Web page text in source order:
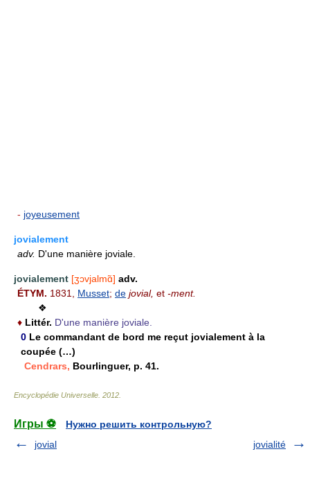
- joyeusement
jovialement
adv. D'une manière joviale.
jovialement [ʒɔvjalmɑ̃] adv.
ÉTYM. 1831, Musset; de jovial, et -ment.
❖
♦ Littér. D'une manière joviale.
0 Le commandant de bord me reçut jovialement à la
coupée (…)
Cendrars, Bourlinguer, p. 41.
Encyclopédie Universelle 2012
Игры ⚽
Нужно решить контрольную?
jovial
jovialité